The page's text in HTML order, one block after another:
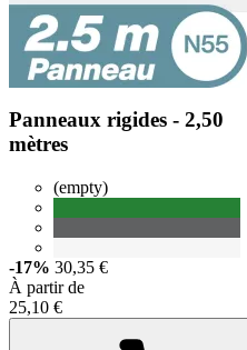
Panneaux rigides - 2,50
mètres
(empty)
-17% 30,35 €
À partir de
25,10 €